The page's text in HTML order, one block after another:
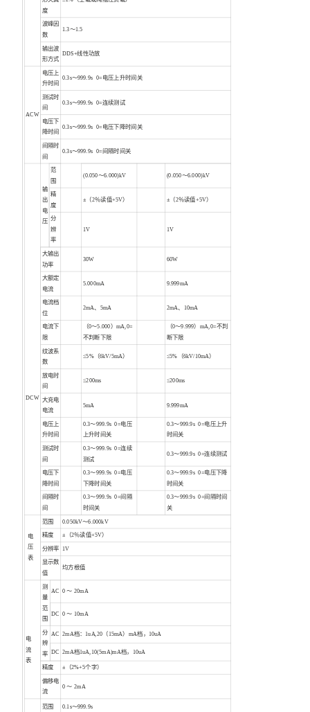
度
波峰因
数
1.3～1.5
输出波
形方式
DDS+线性功放
ACW
电压上
升时间
0.3s～999.9s 0=电压上升时间关
测试时
间
0.3s～999.9s 0=连续测试
电压下
降时间
0.3s～999.9s 0=电压下降时间关
间隔时
间
0.3s～999.9s 0=间隔时间关
DCW
输
出
电
压
范
围
(0.050～6.000)kV (0.050～6.000)kV
精
度
±（2％读值+5V） ±（2％读值+5V）
分
辨
率
1V 1V
大输出
功率
30W 60W
大额定
电流
5.000mA 9.999mA
电流档
位
2mA、5mA 2mA、10mA
电流下
限
（0～5.000）mA,0=
不判断下限
（0～9.999）mA,0=不判
断下限
纹波系
数
≤5%（6kV/5mA） ≤5%（6kV/10mA）
放电时
间
≤200ms ≤200ms
大充电
电流
5mA 9.999mA
电压上
升时间
0.3～999.9s 0=电压
上升时间关
0.3～999.9s 0=电压上升
时间关
测试时
间
0.3～999.9s 0=连续
测试
0.3～999.9s 0=连续测试
电压下
降时间
0.3～999.9s 0=电压
下降时间关
0.3～999.9s 0=电压下降
时间关
间隔时
间
0.3～999.9s 0=间隔
时间关
0.3～999.9s 0=间隔时间
关
电
压
表
范围 0.050kV～6.000kV
精度 ±（2％读值+5V）
分辨率 1V
显示数
值
均方根值
电
流
表
测
量
范
围
AC 0 ～ 20mA
DC 0 ～ 10mA
分
辨
率
AC 2mA档：1uA,20（15mA）mA档，10uA
DC 2mA档1uA,10(5mA)mA档，10uA
精度 ±（2%+5个字）
偏移电
流
0 ～ 2mA
范围 0.1s～999.9s